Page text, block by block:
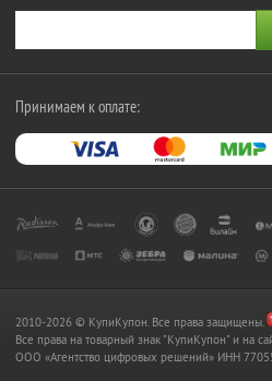
Принимаем к оплате:
2010-2026 © КупиКупон. Все права защищены.
Все права на товарный знак "КупиКупон" и на
OOO «Агентство цифровых решений» ИНН